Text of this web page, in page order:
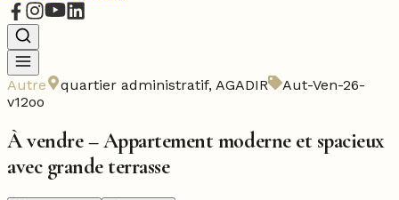
Autre quartier administratif, AGADIR
Aut-Ven-26-
v12oo
À vendre – Appartement moderne et spacieux
avec grande terrasse